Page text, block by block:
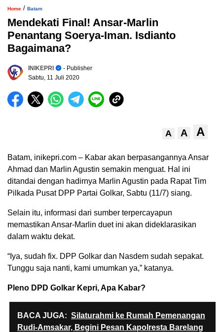
Home / Batam
Mendekati Final! Ansar-Marlin
Penantang Soerya-Iman. Isdianto
Bagaimana?
INIKEPRI
- Publisher
Sabtu, 11 Juli 2020
A A A
Batam, inikepri.com – Kabar akan berpasangannya Ansar
Ahmad dan Marlin Agustin semakin menguat. Hal ini
ditandai dengan hadirnya Marlin Agustin pada Rapat Tim
Pilkada Pusat DPP Partai Golkar, Sabtu (11/7) siang.
Selain itu, informasi dari sumber terpercayapun
memastikan Ansar-Marlin duet ini akan dideklarasikan
dalam waktu dekat.
“Iya, sudah fix. DPP Golkar dan Nasdem sudah sepakat.
Tunggu saja nanti, kami umumkan ya,” katanya.
Pleno DPD Golkar Kepri, Apa Kabar?
BACA JUGA: Silaturahmi ke Rumah Pemenangan
Rudi-Amsakar, Begini Pesan Kapolresta Barelang